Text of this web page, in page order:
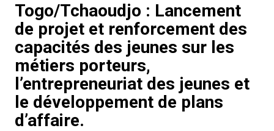
Togo/Tchaoudjo : Lancement
de projet et renforcement des
capacités des jeunes sur les
métiers porteurs,
l’entrepreneuriat des jeunes et
le développement de plans
d’affaire.